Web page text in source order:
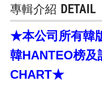
專輯介紹 DETAIL
★本公司所有韓
韓HANTEO榜及
CHART★